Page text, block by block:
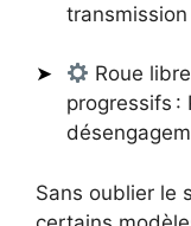
Roue
progressifs :
Sans oublier le